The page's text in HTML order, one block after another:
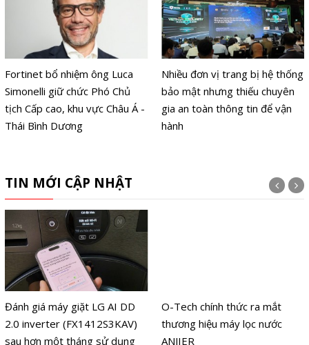
Fortinet bổ nhiệm ông Luca
Simonelli giữ chức Phó Chủ
tịch Cấp cao, khu vực Châu Á -
Thái Bình Dương
Nhiều đơn vị trang bị hệ thống
bảo mật nhưng thiếu chuyên
gia an toàn thông tin để vận
hành
TIN MỚI CẬP NHẬT
Đánh giá máy giặt LG AI DD
2.0 inverter (FX1412S3KAV)
sau hơn một tháng sử dụng
O-Tech chính thức ra mắt
thương hiệu máy lọc nước
ANJIER